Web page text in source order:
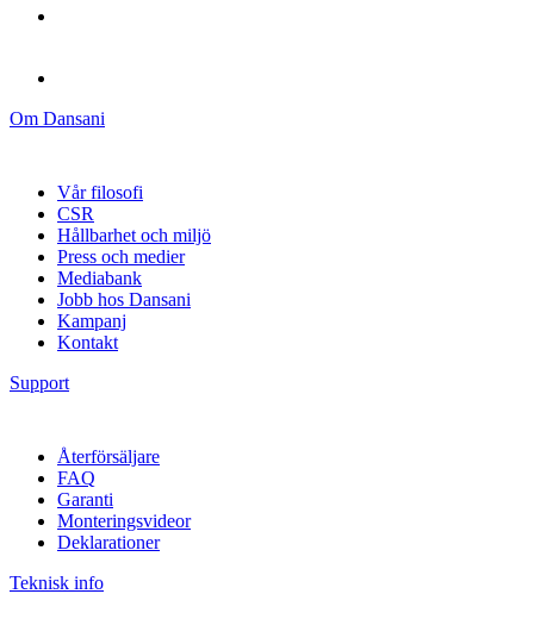
Om Dansani
Vår filosofi
CSR
Hållbarhet och miljö
Press och medier
Mediabank
Jobb hos Dansani
Kampanj
Kontakt
Support
Återförsäljare
FAQ
Garanti
Monteringsvideor
Deklarationer
Teknisk info